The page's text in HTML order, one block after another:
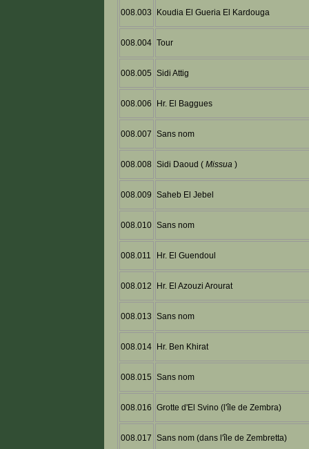
008.003 Koudia El Gueria El Kardouga
008.004 Tour
008.005 Sidi Attig
008.006 Hr. El Baggues
008.007 Sans nom
008.008 Sidi Daoud (Missua)
008.009 Saheb El Jebel
008.010 Sans nom
008.011 Hr. El Guendoul
008.012 Hr. El Azouzi Arourat
008.013 Sans nom
008.014 Hr. Ben Khirat
008.015 Sans nom
008.016 Grotte d'El Svino (l'île de Zembra)
008.017 Sans nom (dans l'île de Zembretta)